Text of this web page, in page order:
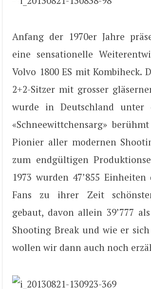
Anfang der 1970er Jahre
eine sensationelle
Volvo 1800 ES mit Kombiheck.
2+2-Sitzer mit grosser
wurde in Deutschland unter
«Schneewittchensarg»
Pionier aller modernen
zum endgültigen
1973 wurden 47’855
Fans zu ihrer Zeit
gebaut, davon allein 39’777
Shooting Break und wie er
wollen wir dann auch noch